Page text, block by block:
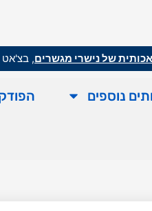
של נישרי מגשרים, בצ'אט
נוספים